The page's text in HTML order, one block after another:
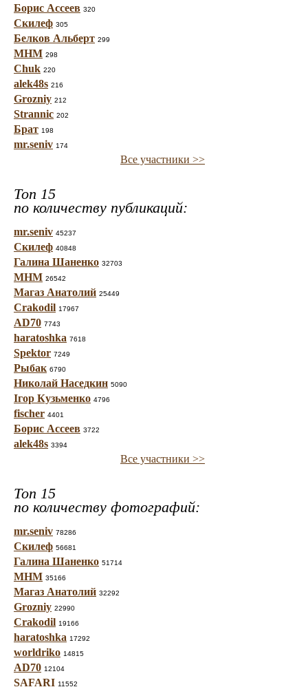
Борис Ассеев 320
Скилеф 305
Белков Альберт 299
МНМ 298
Chuk 220
alek48s 216
Grozniy 212
Strannic 202
Брат 198
mr.seniv 174
Все участники >>
Топ 15
по количеству публикаций:
mr.seniv 45237
Скилеф 40848
Галина Шаненко 32703
МНМ 26542
Магаз Анатолий 25449
Crakodil 17967
AD70 7743
haratoshka 7618
Spektor 7249
Рыбак 6790
Николай Наседкин 5090
Ігор Кузьменко 4796
fischer 4401
Борис Ассеев 3722
alek48s 3394
Все участники >>
Топ 15
по количеству фотографий:
mr.seniv 78286
Скилеф 56681
Галина Шаненко 51714
МНМ 35166
Магаз Анатолий 32292
Grozniy 22990
Crakodil 19166
haratoshka 17292
worldriko 14815
AD70 12104
SAFARI 11552